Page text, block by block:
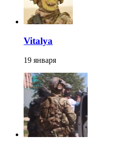
Vitalya
19 января